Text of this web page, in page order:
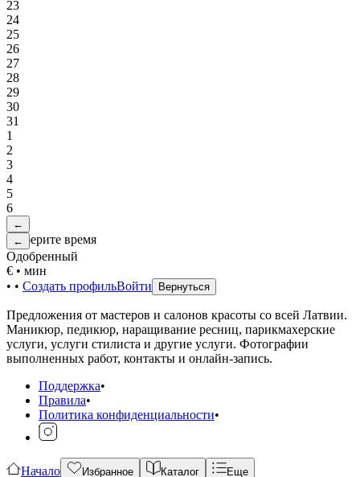
23
24
25
26
27
28
29
30
31
1
2
3
4
5
6
←
Выберите время
←
Одобренный
€ • мин
• • Создать профильВойти Вернуться
Предложения от мастеров и салонов красоты со всей Латвии.
Маникюр, педикюр, наращивание ресниц, парикмахерские
услуги, услуги стилиста и другие услуги. Фотографии
выполненных работ, контакты и онлайн-запись.
Поддержка•
Правила•
Политика конфиденциальности•
Начало Избранное Каталог Еще